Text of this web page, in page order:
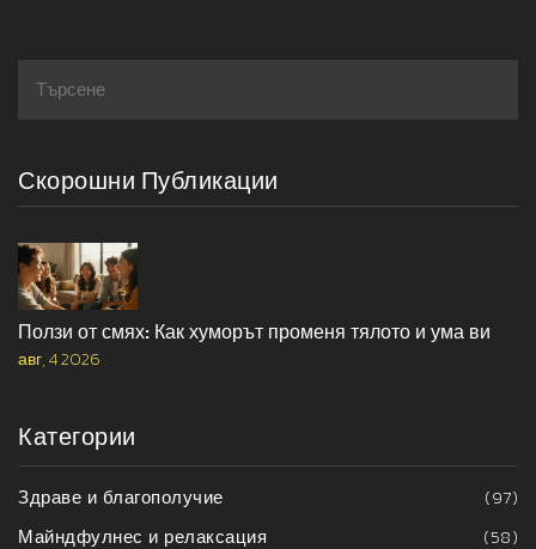
Скорошни Публикации
Ползи от смях: Как хуморът променя тялото и ума ви
авг, 4 2026
Категории
Здраве и благополучие
(97)
Майндфулнес и релаксация
(58)